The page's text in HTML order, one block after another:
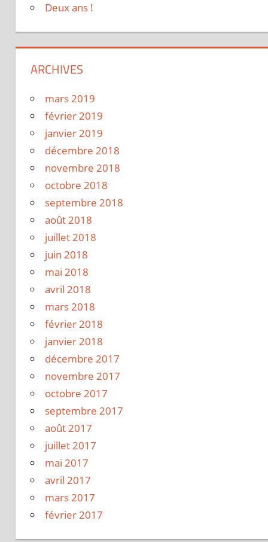
Deux ans !
ARCHIVES
mars 2019
février 2019
janvier 2019
décembre 2018
novembre 2018
octobre 2018
septembre 2018
août 2018
juillet 2018
juin 2018
mai 2018
avril 2018
mars 2018
février 2018
janvier 2018
décembre 2017
novembre 2017
octobre 2017
septembre 2017
août 2017
juillet 2017
mai 2017
avril 2017
mars 2017
février 2017